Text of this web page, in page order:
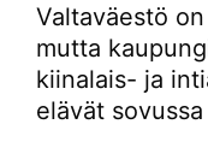
Valtaväestö
mutta
kiinalais- ja
elävät